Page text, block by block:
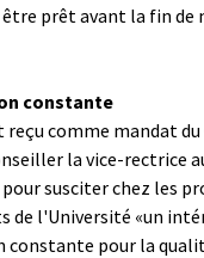
prêt avant la fin de
constante
reçu comme mandat
la vice-rectrice
susciter chez les
de l'Université «un
constante pour la